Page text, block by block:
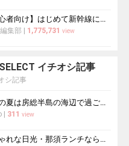
【初心者向け】はじめて新幹線に乗る人必読！新幹線の乗り方をイチから徹底解説
集部 1,775,731 view
イチオシ記事
シ記事
今年の夏は房総半島の海辺で過ごす！海水浴におすすめの宿10選
| 311 view
おしゃれな日光・那須ランチならここ！日光・那須周辺のおすすめレストラン10選